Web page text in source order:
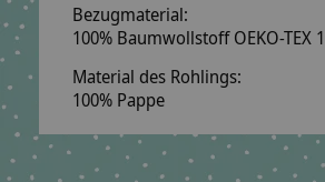
Bezugmaterial:
100% Baumwollstoff OEKO-TEX
Material des Rohlings:
100% Pappe